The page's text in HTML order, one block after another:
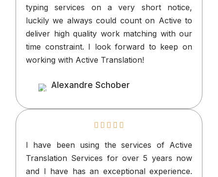
typing services on a very short
luckily we always could count on
deliver high quality work matching
time constraint. I look forward to
working with Active Translation!
Alexandre Schober
I have been using the services of
Translation Services for over 5 years
and I have has an exceptional